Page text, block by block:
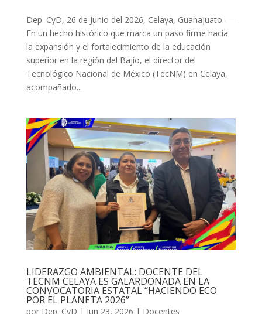
Dep. CyD, 26 de Junio del 2026, Celaya, Guanajuato. —
En un hecho histórico que marca un paso firme hacia
la expansión y el fortalecimiento de la educación
superior en la región del Bajío, el director del
Tecnológico Nacional de México (TecNM) en Celaya,
acompañado...
LIDERAZGO AMBIENTAL: DOCENTE DEL
TECNM CELAYA ES GALARDONADA EN LA
CONVOCATORIA ESTATAL “HACIENDO ECO
POR EL PLANETA 2026”
por Dep. CyD | Jun 23, 2026 | Docentes